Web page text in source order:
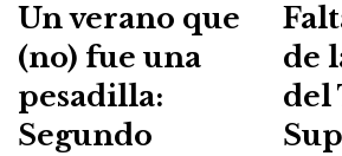
Un verano que
(no) fue una
pesadilla:
Segundo
de
del